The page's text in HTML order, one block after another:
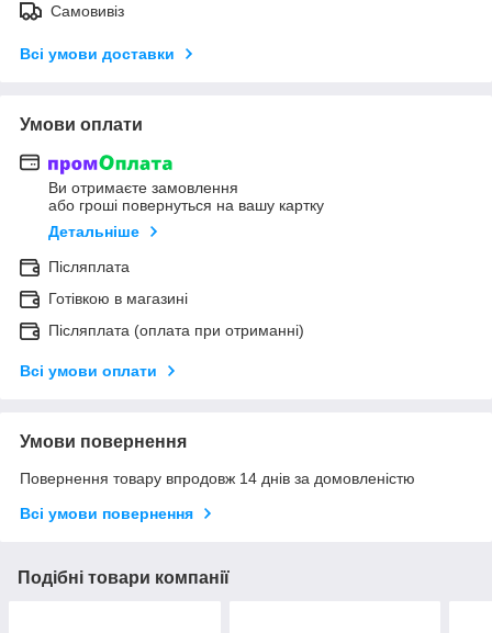
Самовивіз
Всі умови доставки
Умови оплати
Ви отримаєте замовлення
або гроші повернуться на вашу картку
Детальніше
Післяплата
Готівкою в магазині
Післяплата (оплата при отриманні)
Всі умови оплати
Умови повернення
Повернення товару впродовж 14 днів за домовленістю
Всі умови повернення
Подібні товари компанії